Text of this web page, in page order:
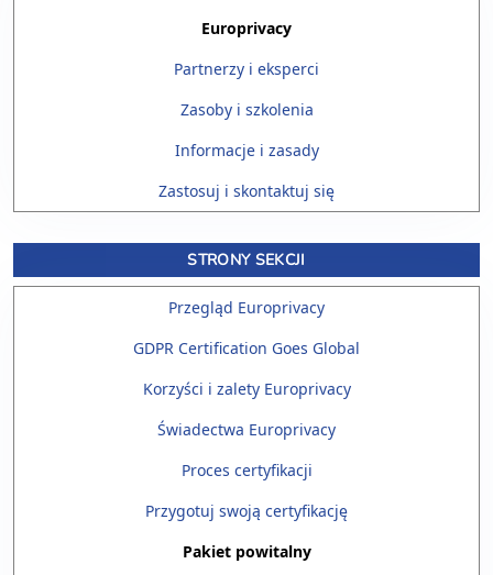
Europrivacy
Partnerzy i eksperci
Zasoby i szkolenia
Informacje i zasady
Zastosuj i skontaktuj się
STRONY SEKCJI
Przegląd Europrivacy
GDPR Certification Goes Global
Korzyści i zalety Europrivacy
Świadectwa Europrivacy
Proces certyfikacji
Przygotuj swoją certyfikację
Pakiet powitalny